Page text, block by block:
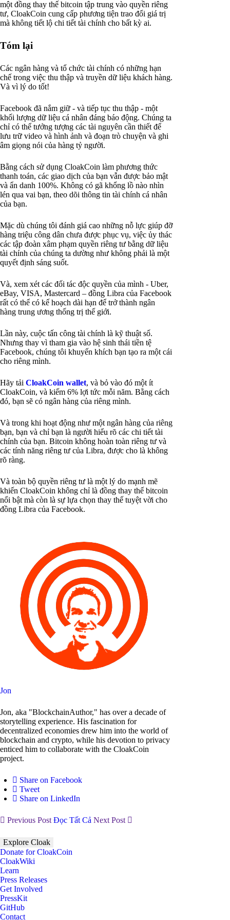
một đồng thay thế bitcoin tập trung vào quyền riêng
tư, CloakCoin cung cấp phương tiện trao đổi giá trị
mà không tiết lộ chi tiết tài chính cho bất kỳ ai.
Tóm lại
Các ngân hàng và tổ chức tài chính có những hạn
chế trong việc thu thập và truyền dữ liệu khách hàng.
Và vì lý do tốt!
Facebook đã nắm giữ - và tiếp tục thu thập - một
khối lượng dữ liệu cá nhân đáng báo động. Chúng ta
chỉ có thể tưởng tượng các tài nguyên cần thiết để
lưu trữ video và hình ảnh và đoạn trò chuyện và ghi
âm giọng nói của hàng tỷ người.
Bằng cách sử dụng CloakCoin làm phương thức
thanh toán, các giao dịch của bạn vẫn được bảo mật
và ẩn danh 100%. Không có gã khổng lồ nào nhìn
lén qua vai bạn, theo dõi thông tin tài chính cá nhân
của bạn.
Mặc dù chúng tôi đánh giá cao những nỗ lực giúp đỡ
hàng triệu công dân chưa được phục vụ, việc ủy thác
các tập đoàn xâm phạm quyền riêng tư bằng dữ liệu
tài chính của chúng ta dường như không phải là một
quyết định sáng suốt.
Và, xem xét các đối tác độc quyền của mình - Uber,
eBay, VISA, Mastercard – đồng Libra của Facebook
rất có thể có kế hoạch dài hạn để trở thành ngân
hàng trung ương thống trị thế giới.
Lần này, cuộc tấn công tài chính là kỹ thuật số.
Nhưng thay vì tham gia vào hệ sinh thái tiền tệ
Facebook, chúng tôi khuyến khích bạn tạo ra một cái
cho riêng mình.
Hãy tải CloakCoin wallet, và bỏ vào đó một ít
CloakCoin, và kiếm 6% lợi tức mỗi năm. Bằng cách
đó, bạn sẽ có ngân hàng của riêng mình.
Và trong khi hoạt động như một ngân hàng của riêng
bạn, bạn và chỉ bạn là người hiểu rõ các chi tiết tài
chính của bạn. Bitcoin không hoàn toàn riêng tư và
các tính năng riêng tư của Libra, được cho là không
rõ ràng.
Và toàn bộ quyền riêng tư là một lý do mạnh mẽ
khiến CloakCoin không chỉ là đồng thay thế bitcoin
nổi bật mà còn là sự lựa chọn thay thế tuyệt vời cho
đồng Libra của Facebook.
Jon
Jon, aka "BlockchainAuthor," has over a decade of
storytelling experience. His fascination for
decentralized economies drew him into the world of
blockchain and crypto, while his devotion to privacy
enticed him to collaborate with the CloakCoin
project.
Share on Facebook
Tweet
Share on LinkedIn
Previous Post Đọc Tất Cả Next Post
Explore Cloak
Donate for CloakCoin
CloakWiki
Learn
Press Releases
Get Involved
PressKit
GitHub
Contact